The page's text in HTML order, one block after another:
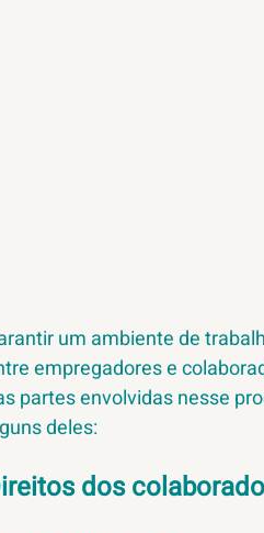
um ambiente de
empregadores e
partes envolvidas nesse
deles:
dos